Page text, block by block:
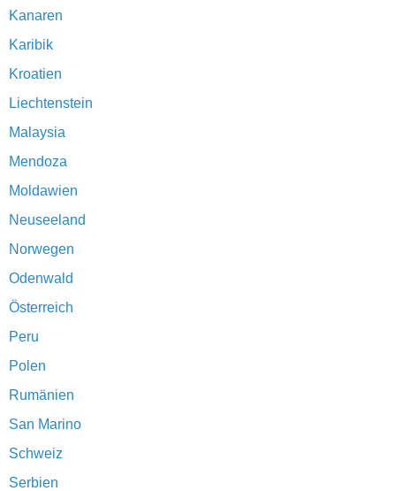
Kanaren
Karibik
Kroatien
Liechtenstein
Malaysia
Mendoza
Moldawien
Neuseeland
Norwegen
Odenwald
Österreich
Peru
Polen
Rumänien
San Marino
Schweiz
Serbien